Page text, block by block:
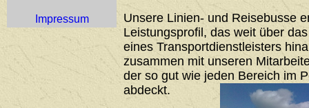
Impressum
Unsere Linien- und Reisebusse
Leistungsprofil, das weit über
eines Transportdienstleisters
zusammen mit unseren
der so gut wie jeden Bereich im
abdeckt.